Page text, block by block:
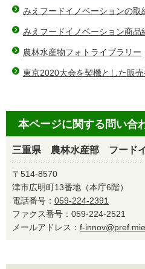
みえフードイノベーションの取
みえフードイノベーション商品
農林水産物フォトライブラリー
東京2020大会を契機とした販
本ページに関する問い合
三重県 農林水産部 フード
〒514-8570
津市広明町13番地（本庁6階）
電話番号： 059-224-2391
ファクス番号：059-224-2521
メールアドレス： f-